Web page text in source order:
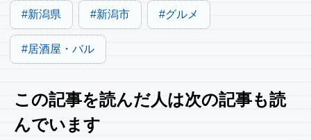
新潟県 新潟市 グルメ
居酒屋・バル
この記事を読んだ人は次の記事も読
んでいます